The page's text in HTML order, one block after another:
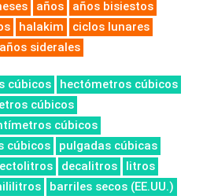
años
años bisiestos
halakim
ciclos lunares
años siderales
cúbicos
hectómetros cúbicos
cúbicos
cúbicos
cúbicos
pulgadas cúbicas
decalitros
litros
barriles secos (EE.UU.)